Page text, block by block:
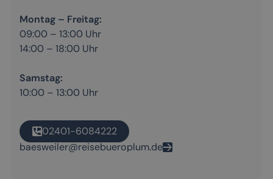
Montag – Freitag:
09:00 – 13:00 Uhr
14:00 – 18:00 Uhr
Samstag:
10:00 – 13:00 Uhr
02401-6084222
baesweiler@reisebueroplum.de